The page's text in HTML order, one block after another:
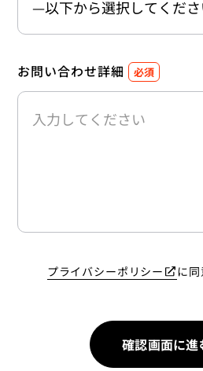
お問い合わせ詳細 必須
プライバシーポリシー に
確認画面に進